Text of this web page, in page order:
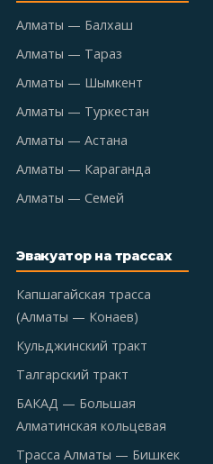
Алматы — Балхаш
Алматы — Тараз
Алматы — Шымкент
Алматы — Туркестан
Алматы — Астана
Алматы — Караганда
Алматы — Семей
Эвакуатор на трассах
Капшагайская трасса
(Алматы — Конаев)
Кульджинский тракт
Талгарский тракт
БАКАД — Большая
Алматинская кольцевая
Трасса Алматы — Бишкек